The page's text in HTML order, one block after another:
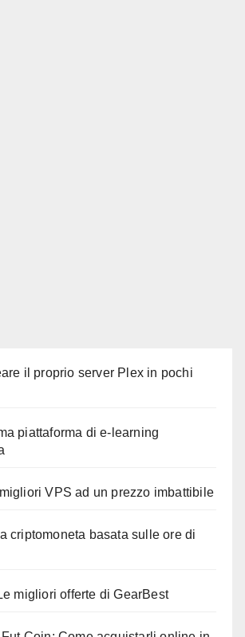
il proprio server Plex in pochi
piattaforma di e-learning
VPS ad un prezzo imbattibile
criptomoneta basata sulle ore di
migliori offerte di GearBest